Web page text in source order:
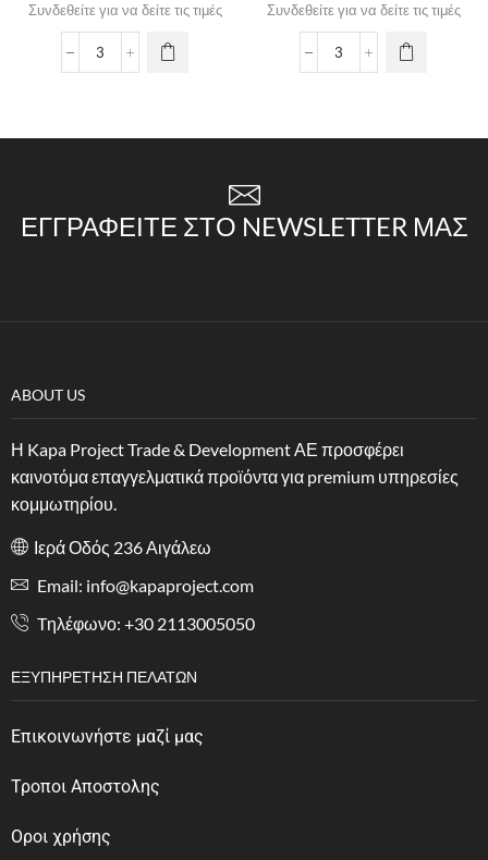
Συνδεθείτε για να δείτε τις τιμές Συνδεθείτε για να δείτε τις τιμές
ΕΓΓΡΑΦΕΊΤΕ ΣΤΟ NEWSLETTER ΜΑΣ
ABOUT US
Η Kapa Project Trade & Development ΑΕ προσφέρει
καινοτόμα επαγγελματικά προϊόντα για premium υπηρεσίες
κομμωτηρίου.
Ιερά Οδός 236 Αιγάλεω
Email: info@kapaproject.com
Tηλέφωνο: +30 2113005050
ΕΞΥΠΗΡΈΤΗΣΗ ΠΕΛΑΤΏΝ
Επικοινωνήστε μαζί μας
Τροποι Αποστολης
Οροι χρήσης